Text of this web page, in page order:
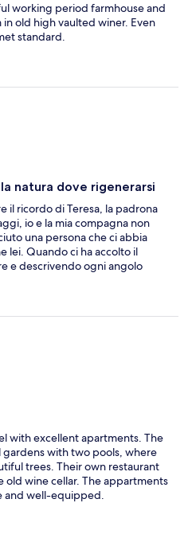
working period farmhouse and
old high vaulted winer. Even
standard.
natura dove rigenerarsi
il ricordo di Teresa, la padrona
io e la mia compagna non
una persona che ci abbia
lei. Quando ci ha accolto il
e descrivendo ogni angolo
da fare nei dintorni, quando la
colazione, quando ci incontrava
che hanno contribuito a
with excellent apartments. The
with two pools, where
trees. Their own restaurant
wine cellar. The appartments
and well-equipped.